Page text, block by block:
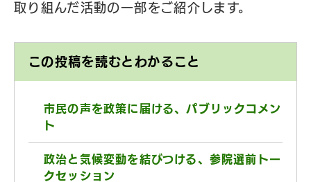
取り組んだ活動の一部をご紹介します。
この投稿を読むとわかること
市民の声を政策に届ける、パブリックコメン
ト
政治と気候変動を結びつける、参院選前トー
クセッション